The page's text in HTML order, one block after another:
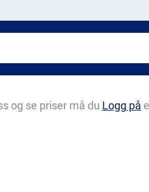
og se priser må du Logg på